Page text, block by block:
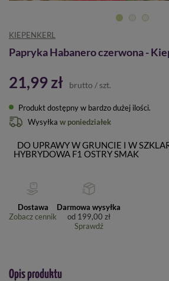
KIEPENKERL
Papryka Habanero czerwona -
21,99 zł brutto / szt.
Produkt dostępny w bardzo dużej ilości
Wysyłka w poniedziałek
DO UPRAWY W GRUNCIE I W
HYBRYDOWA F1 OSTRY SMAK
Dostawa
Zobacz cennik
Darmowa wysyłka
od 199,00 zł
Sprawdź
Opis produktu